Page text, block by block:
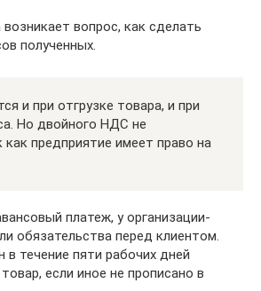
возникает вопрос, как сделать
полученных.
и при отгрузке товара, и при
Но двойного НДС не
как предприятие имеет право на
платеж, у организации-
обязательства перед клиентом.
течение пяти рабочих дней
если иное не прописано в